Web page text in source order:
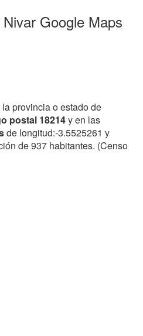
Google Maps
la provincia o estado de
postal 18214y en las
de longitud:-3.5525261 y
de 937 habitantes. (Censo